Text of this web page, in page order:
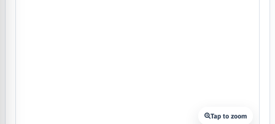
Tap to zoom